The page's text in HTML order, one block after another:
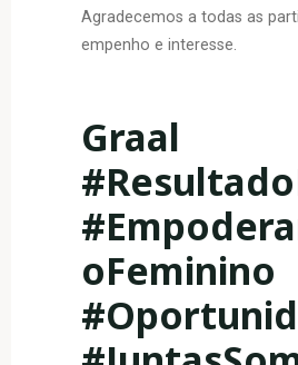
Agradecemos a todas as
empenho e interesse.
Graal
oFeminino